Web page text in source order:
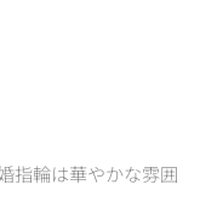
指輪は華やかな雰囲